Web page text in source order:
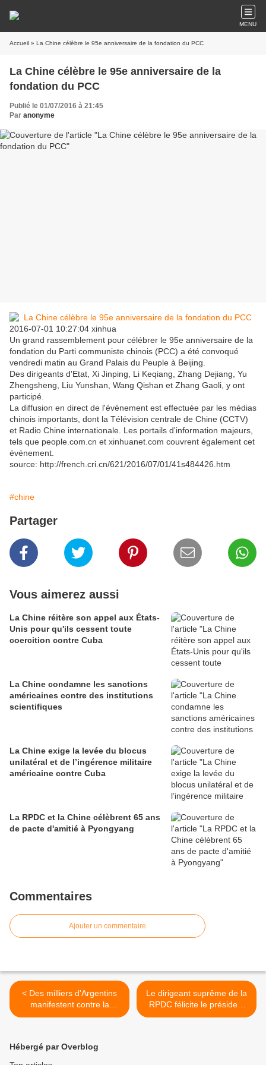
MENU
Accueil » La Chine célèbre le 95e anniversaire de la fondation du PCC
La Chine célèbre le 95e anniversaire de la
fondation du PCC
Publié le 01/07/2016 à 21:45
Par anonyme
2016-07-01 10:27:04 xinhua
Un grand rassemblement pour célébrer le 95e anniversaire de la
fondation du Parti communiste chinois (PCC) a été convoqué
vendredi matin au Grand Palais du Peuple à Beijing.
Des dirigeants d'Etat, Xi Jinping, Li Keqiang, Zhang Dejiang, Yu
Zhengsheng, Liu Yunshan, Wang Qishan et Zhang Gaoli, y ont
participé.
La diffusion en direct de l'événement est effectuée par les médias
chinois importants, dont la Télévision centrale de Chine (CCTV)
et Radio Chine internationale. Les portails d'information majeurs,
tels que people.com.cn et xinhuanet.com couvrent également cet
événement.
source: http://french.cri.cn/621/2016/07/01/41s484426.htm
#chine
Partager
Vous aimerez aussi
La Chine réitère son appel aux États-
Unis pour qu'ils cessent toute
coercition contre Cuba
La Chine condamne les sanctions
américaines contre des institutions
scientifiques
La Chine exige la levée du blocus
unilatéral et de l’ingérence militaire
américaine contre Cuba
La RPDC et la Chine célèbrent 65 ans
de pacte d'amitié à Pyongyang
Commentaires
Ajouter un commentaire
< Des milliers d'Argentins
manifestent contre la
politique économique du
Le dirigeant suprême de la
RPDC félicite le président
chinois à l'occasion du 95e
Hébergé par Overblog